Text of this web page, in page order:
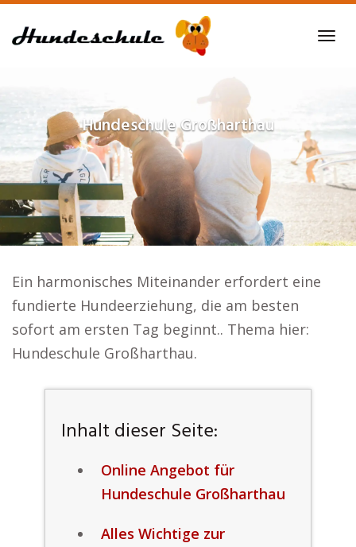
to
HundeschuleGroßharthau
Ein harmonisches Miteinander erfordert eine
fundierte Hundeerziehung, die am besten
sofort am ersten Tag beginnt.. Thema hier:
Hundeschule Großharthau.
Inhalt dieser Seite:
Online Angebot für
Hundeschule Großharthau
Alles Wichtige zur